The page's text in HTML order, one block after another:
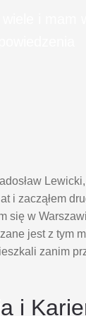
Lewicki,
i zacząłem
się w
jest z tym
zanim
i